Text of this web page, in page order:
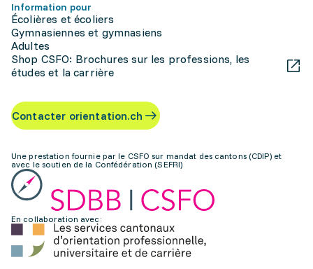
Information pour
Écolières et écoliers
Gymnasiennes et gymnasiens
Adultes
Shop CSFO: Brochures sur les professions, les
études et la carrière
Contacter orientation.ch
Une prestation fournie par le CSFO sur mandat des cantons (CDIP) et
avec le soutien de la Confédération (SEFRI)
En collaboration avec: